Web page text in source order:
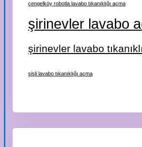
çengelköy robotla lavabo tıkanıklığı açma
şirinevler lavabo
şirinevler lavabo
şişli lavabo tıkanıklığı açma